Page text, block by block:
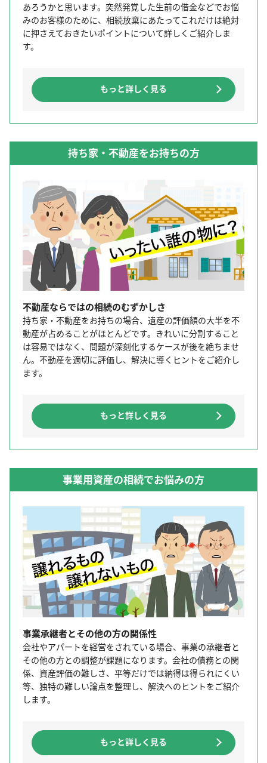
あろうかと思います。突然発覚した生前の借金などでお悩
みのお客様のために、相続放棄にあたってこれだけは絶対
に押さえておきたいポイントについて詳しくご紹介しま
す。
もっと詳しく見る
持ち家・不動産をお持ちの方
不動産ならではの相続のむずかしさ
持ち家・不動産をお持ちの場合、遺産の評価額の大半を不
動産が占めることがほとんどです。きれいに分割すること
は容易ではなく、問題が深刻化するケースが後を絶ちませ
ん。不動産を適切に評価し、解決に導くヒントをご紹介し
ます。
もっと詳しく見る
事業用資産の相続でお悩みの方
事業承継者とその他の方の関係性
会社やアパートを経営をされている場合、事業の承継者と
その他の方との調整が課題になります。会社の債務との関
係、資産評価の難しさ、平等だけでは納得は得られにくい
等、独特の難しい論点を整理し、解決へのヒントをご紹介
します。
もっと詳しく見る